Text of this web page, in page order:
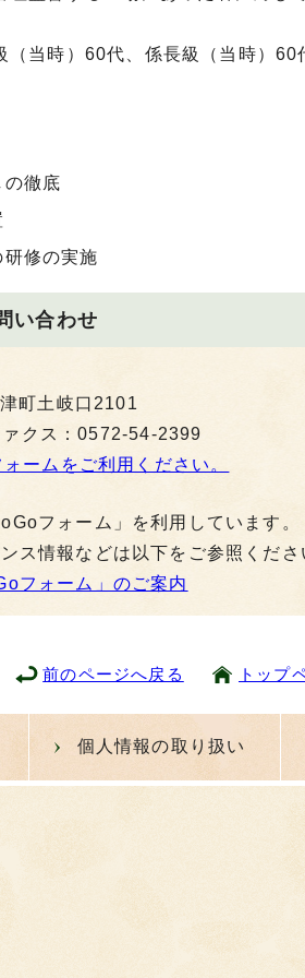
（当時）60代、係長級（当時）60
徹底
修の実施
い合わせ
町土岐口2101
クス：0572-54-2399
ームをご利用ください。
フォーム」を利用しています。
ス情報などは以下をご参照くださ
フォーム」のご案内
前のページへ戻る トップ
個人情報の取り扱い